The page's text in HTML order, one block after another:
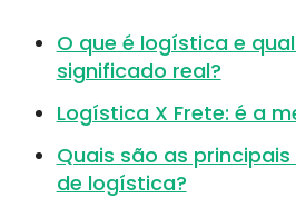
O que é logística e
significado real?
Logística X Frete: é a
Quais são as
de logística?